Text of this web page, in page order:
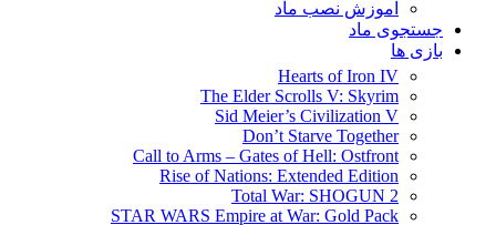
آموزش نصب ماد
جستجوی ماد
بازی ها
Hearts of Iron IV
The Elder Scrolls V: Skyrim
Sid Meier’s Civilization V
Don’t Starve Together
Call to Arms – Gates of Hell: Ostfront
Rise of Nations: Extended Edition
Total War: SHOGUN 2
STAR WARS Empire at War: Gold Pack